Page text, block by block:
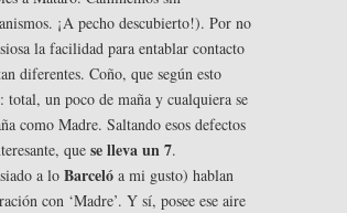
¡A pecho descubierto!). Por no
la facilidad para entablar contacto
diferentes. Coño, que según esto
: total, un poco de maña y cualquiera se
como Madre. Saltando esos defectos
que se lleva un 7.
a lo Barceló a mi gusto) hablan
con ‘Madre’. Y sí, posee ese aire